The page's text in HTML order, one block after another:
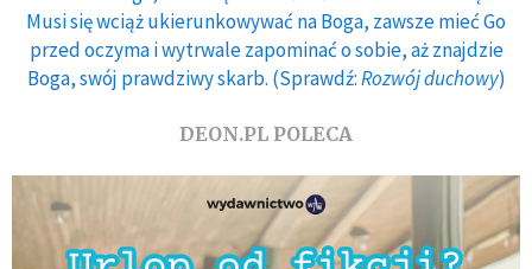
Musi się wciąż ukierunkowywać na Boga, zawsze mieć Go
przed oczyma i wytrwale zapominać o sobie, aż znajdzie
Boga, swój prawdziwy skarb. (Sprawdź:Rozwój duchowy)
DEON.PL POLECA